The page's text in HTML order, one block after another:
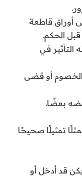
أوراق قاطعة
قبل الحكم.
في
الخصوم أو قضى
بعضًا.
تمثيلًا صحيحًا
قد أدخل أو